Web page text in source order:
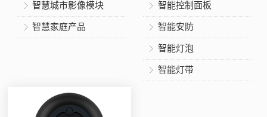
智慧城市影像模块
智慧家庭产品
智能控制面板
智能安防
智能灯泡
智能灯带